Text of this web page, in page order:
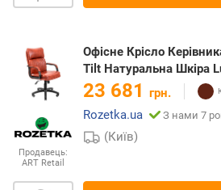
Продавець:
ART Retail
Офісне Крісло
Tilt Натуральна Шкіра
23 681 грн.
Rozetka.ua
З нами 7
(Київ)